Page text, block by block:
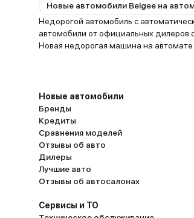
Новые автомобили Belgee на
Недорогой автомобиль с
автомобили от официальных дилеров
Новая недорогая машина на
Новые автомобили
Бренды
Кредиты
Сравнения моделей
Отзывы об авто
Дилеры
Лучшие авто
Отзывы об автосалонах
Сервисы и ТО